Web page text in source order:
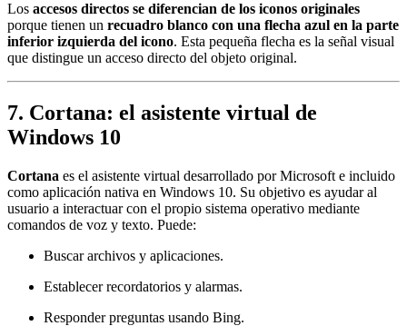
Los accesos directos se diferencian de los iconos originales
porque tienen un recuadro blanco con una flecha azul en la parte
inferior izquierda del icono. Esta pequeña flecha es la señal visual
que distingue un acceso directo del objeto original.
7. Cortana: el asistente virtual de
Windows 10
Cortana es el asistente virtual desarrollado por Microsoft e incluido
como aplicación nativa en Windows 10. Su objetivo es ayudar al
usuario a interactuar con el propio sistema operativo mediante
comandos de voz y texto. Puede:
Buscar archivos y aplicaciones.
Establecer recordatorios y alarmas.
Responder preguntas usando Bing.